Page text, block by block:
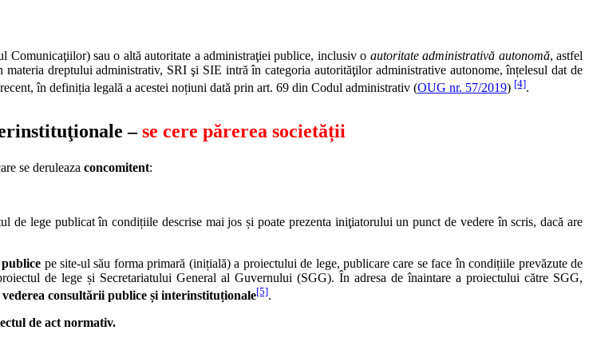
sau o altă autoritate a administraţiei publice, inclusiv o autoritate administrativă autonomă, astfel
dreptului administrativ, SRI şi SIE intră în categoria autorităţilor administrative autonome, înțelesul dat de
în definiția legală a acestei noțiuni dată prin art. 69 din Codul administrativ (OUG nr. 57/2019) [4].
–se cere părerea societății
se deruleaza concomitent:
de lege publicat în condițiile descrise mai jos și poate prezenta iniţiatorului un punct de vedere în scris, dacă are
pe site-ul său forma primară (inițială) a proiectului de lege, publicare care se face în condițiile prevăzute de
de lege și Secretariatului General al Guvernului (SGG). În adresa de înaintare a proiectului către SGG,
consultării publice și interinstituționale[5].
de act normativ.